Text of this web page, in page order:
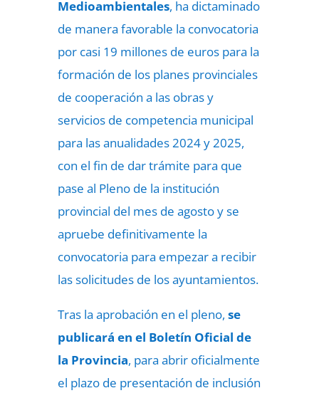
Medioambientales, ha dictaminado
de manera favorable la convocatoria
por casi 19 millones de euros para la
formación de los planes provinciales
de cooperación a las obras y
servicios de competencia municipal
para las anualidades 2024 y 2025,
con el fin de dar trámite para que
pase al Pleno de la institución
provincial del mes de agosto y se
apruebe definitivamente la
convocatoria para empezar a recibir
las solicitudes de los ayuntamientos.
Tras la aprobación en el pleno, se
publicará en el Boletín Oficial de
la Provincia, para abrir oficialmente
el plazo de presentación de inclusión